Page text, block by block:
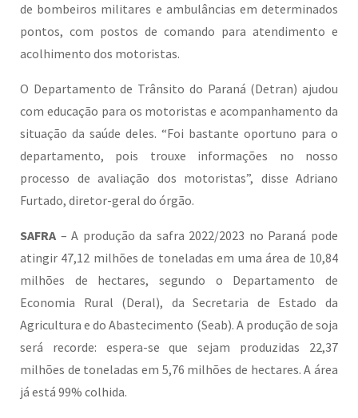
de bombeiros militares e ambulâncias em determinados
pontos, com postos de comando para atendimento e
acolhimento dos motoristas.
O Departamento de Trânsito do Paraná (Detran) ajudou
com educação para os motoristas e acompanhamento da
situação da saúde deles. “Foi bastante oportuno para o
departamento, pois trouxe informações no nosso
processo de avaliação dos motoristas”, disse Adriano
Furtado, diretor-geral do órgão.
SAFRA – A produção da safra 2022/2023 no Paraná pode
atingir 47,12 milhões de toneladas em uma área de 10,84
milhões de hectares, segundo o Departamento de
Economia Rural (Deral), da Secretaria de Estado da
Agricultura e do Abastecimento (Seab). A produção de soja
será recorde: espera-se que sejam produzidas 22,37
milhões de toneladas em 5,76 milhões de hectares. A área
já está 99% colhida.